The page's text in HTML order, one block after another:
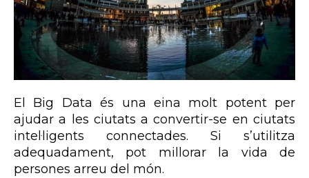
El Big Data és una eina molt potent per
ajudar a les ciutats a convertir-se en ciutats
intel·ligents connectades. Si s’utilitza
adequadament, pot millorar la vida de
persones arreu del món.